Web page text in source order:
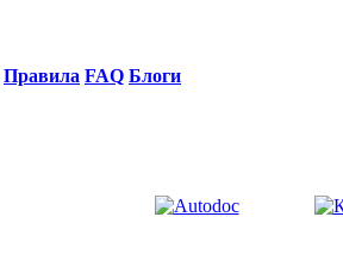
Правила FAQ Блоги